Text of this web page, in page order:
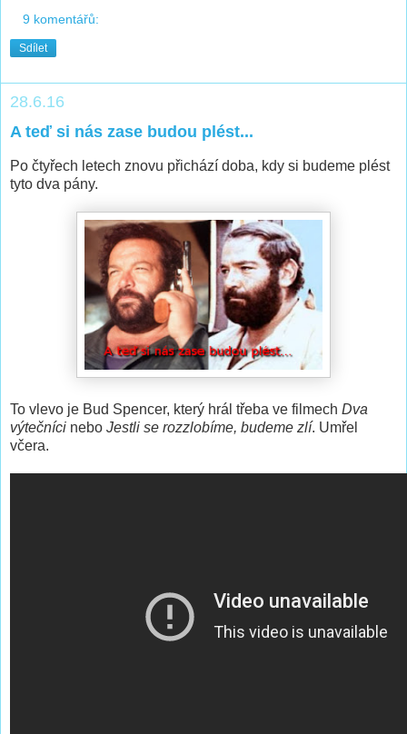
9 komentářů:
Sdílet
28.6.16
A teď si nás zase budou plést...
Po čtyřech letech znovu přichází doba, kdy si budeme plést
tyto dva pány.
To vlevo je Bud Spencer, který hrál třeba ve filmech Dva
výtečníci nebo Jestli se rozzlobíme, budeme zlí. Umřel
včera.